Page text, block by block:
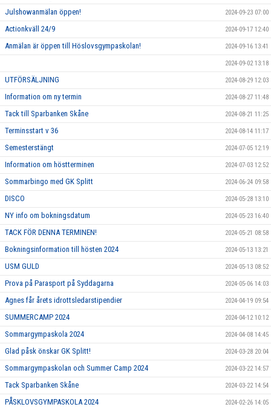
Julshowanmälan öppen! 2024-09-23 07:00
Actionkväll 24/9 2024-09-17 12:40
Anmälan är öppen till Höslovsgympaskolan! 2024-09-16 13:41
2024-09-02 13:18
UTFÖRSÄLJNING 2024-08-29 12:03
Information om ny termin 2024-08-27 11:48
Tack till Sparbanken Skåne 2024-08-21 11:25
Terminsstart v 36 2024-08-14 11:17
Semesterstängt 2024-07-05 12:19
Information om höstterminen 2024-07-03 12:52
Sommarbingo med GK Splitt 2024-06-24 09:58
DISCO 2024-05-28 13:10
NY info om bokningsdatum 2024-05-23 16:40
TACK FÖR DENNA TERMINEN! 2024-05-21 08:58
Bokningsinformation till hösten 2024 2024-05-13 13:21
USM GULD 2024-05-13 08:52
Prova på Parasport på Syddagarna 2024-05-06 14:03
Agnes får årets idrottsledarstipendier 2024-04-19 09:54
SUMMERCAMP 2024 2024-04-12 10:12
Sommargympaskola 2024 2024-04-08 14:45
Glad påsk önskar GK Splitt! 2024-03-28 20:04
Sommargympaskolan och Summer Camp 2024 2024-03-22 14:57
Tack Sparbanken Skåne 2024-03-22 14:54
PÅSKLOVSGYMPASKOLA 2024 2024-02-26 14:05